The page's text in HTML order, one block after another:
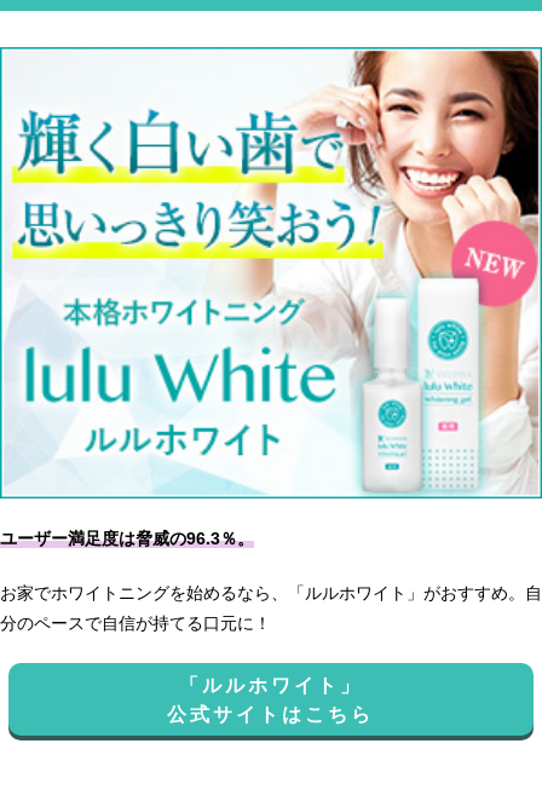
ユーザー満足度は脅威の96.3％。
お家でホワイトニングを始めるなら、「ルルホワイト」がおすすめ。自
分のペースで自信が持てる口元に！
「ルルホワイト」
公式サイトはこちら